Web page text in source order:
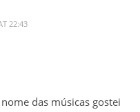
22:43
das músicas gostei